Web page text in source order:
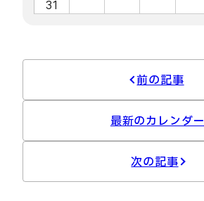
31
前の記事
最新のカレンダー
次の記事